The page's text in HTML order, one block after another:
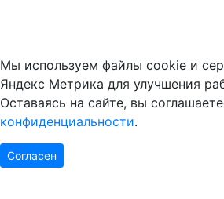
Мы используем файлы cookie и
Яндекс Метрика для улучшения
Оставаясь на сайте, вы
конфиденциальности.
Согласен